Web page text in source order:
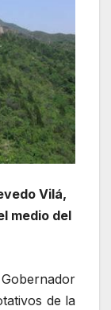
Vilá,
medio del
de la